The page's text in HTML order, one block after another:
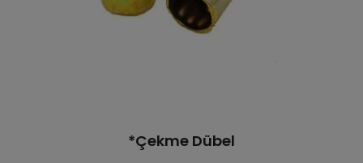
*Çekme Dübel